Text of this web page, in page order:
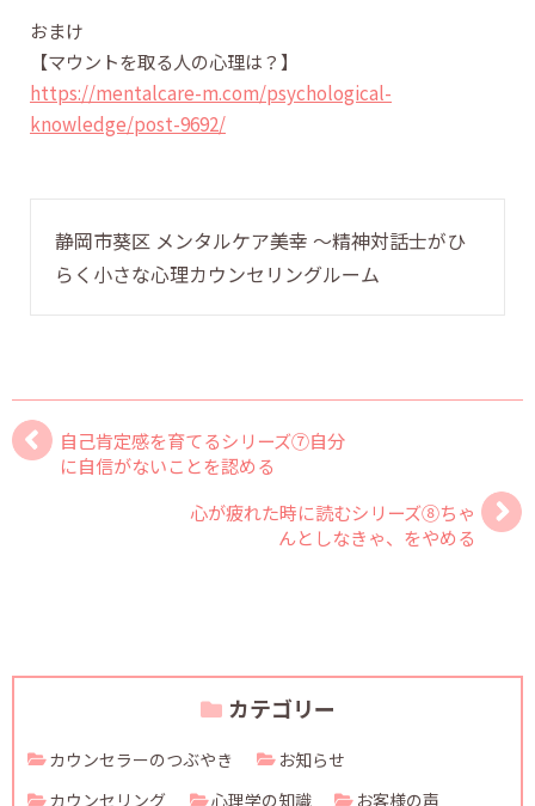
おまけ
【マウントを取る人の心理は？】
https://mentalcare-m.com/psychological-
knowledge/post-9692/
静岡市葵区 メンタルケア美幸 〜精神対話士がひ
らく小さな心理カウンセリングルーム
自己肯定感を育てるシリーズ⑦自分
に自信がないことを認める
心が疲れた時に読むシリーズ⑧ちゃ
んとしなきゃ、をやめる
カテゴリー
カウンセラーのつぶやき
お知らせ
カウンセリング
心理学の知識 お客様の声